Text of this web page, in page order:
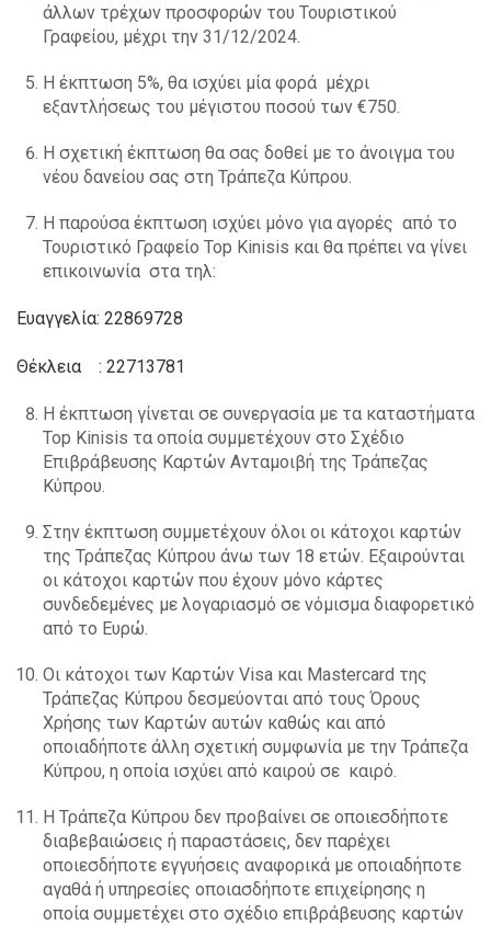
άλλων τρέχων προσφορών του Τουριστικού
Γραφείου, μέχρι την 31/12/2024.
Η έκπτωση 5%, θα ισχύει μία φορά μέχρι
εξαντλήσεως του μέγιστου ποσού των €750.
Η σχετική έκπτωση θα σας δοθεί με το άνοιγμα του
νέου δανείου σας στη Τράπεζα Κύπρου.
Η παρούσα έκπτωση ισχύει μόνο για αγορές από το
Τουριστικό Γραφείο Top Kinisis και θα πρέπει να γίνει
επικοινωνία στα τηλ:
Ευαγγελία: 22869728
Θέκλεια : 22713781
Η έκπτωση γίνεται σε συνεργασία με τα καταστήματα
Top Kinisis τα οποία συμμετέχουν στο Σχέδιο
Επιβράβευσης Καρτών Ανταμοιβή της Τράπεζας
Κύπρου.
Στην έκπτωση συμμετέχουν όλοι οι κάτοχοι καρτών
της Τράπεζας Κύπρου άνω των 18 ετών. Εξαιρούνται
οι κάτοχοι καρτών που έχουν μόνο κάρτες
συνδεδεμένες με λογαριασμό σε νόμισμα διαφορετικό
από το Ευρώ.
Οι κάτοχοι των Καρτών Visa και Mastercard της
Τράπεζας Κύπρου δεσμεύονται από τους Όρους
Χρήσης των Καρτών αυτών καθώς και από
οποιαδήποτε άλλη σχετική συμφωνία με την Τράπεζα
Κύπρου, η οποία ισχύει από καιρού σε καιρό.
Η Τράπεζα Κύπρου δεν προβαίνει σε οποιεσδήποτε
διαβεβαιώσεις ή παραστάσεις, δεν παρέχει
οποιεσδήποτε εγγυήσεις αναφορικά με οποιαδήποτε
αγαθά ή υπηρεσίες οποιασδήποτε επιχείρησης η
οποία συμμετέχει στο σχέδιο επιβράβευσης καρτών